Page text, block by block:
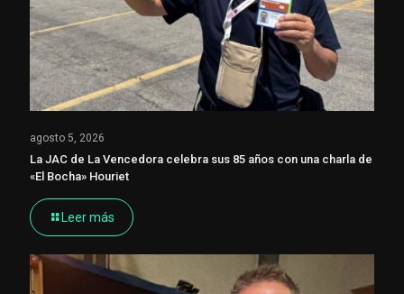
agosto 5, 2026
La JAC de La Vencedora celebra sus 85 años con una charla de
«El Bocha» Houriet
Leer más